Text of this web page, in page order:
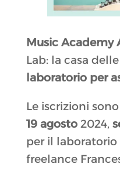
Music Academy
Lab: la casa
laboratorio per
Le iscrizioni
19 agosto2024,
per il
freelance